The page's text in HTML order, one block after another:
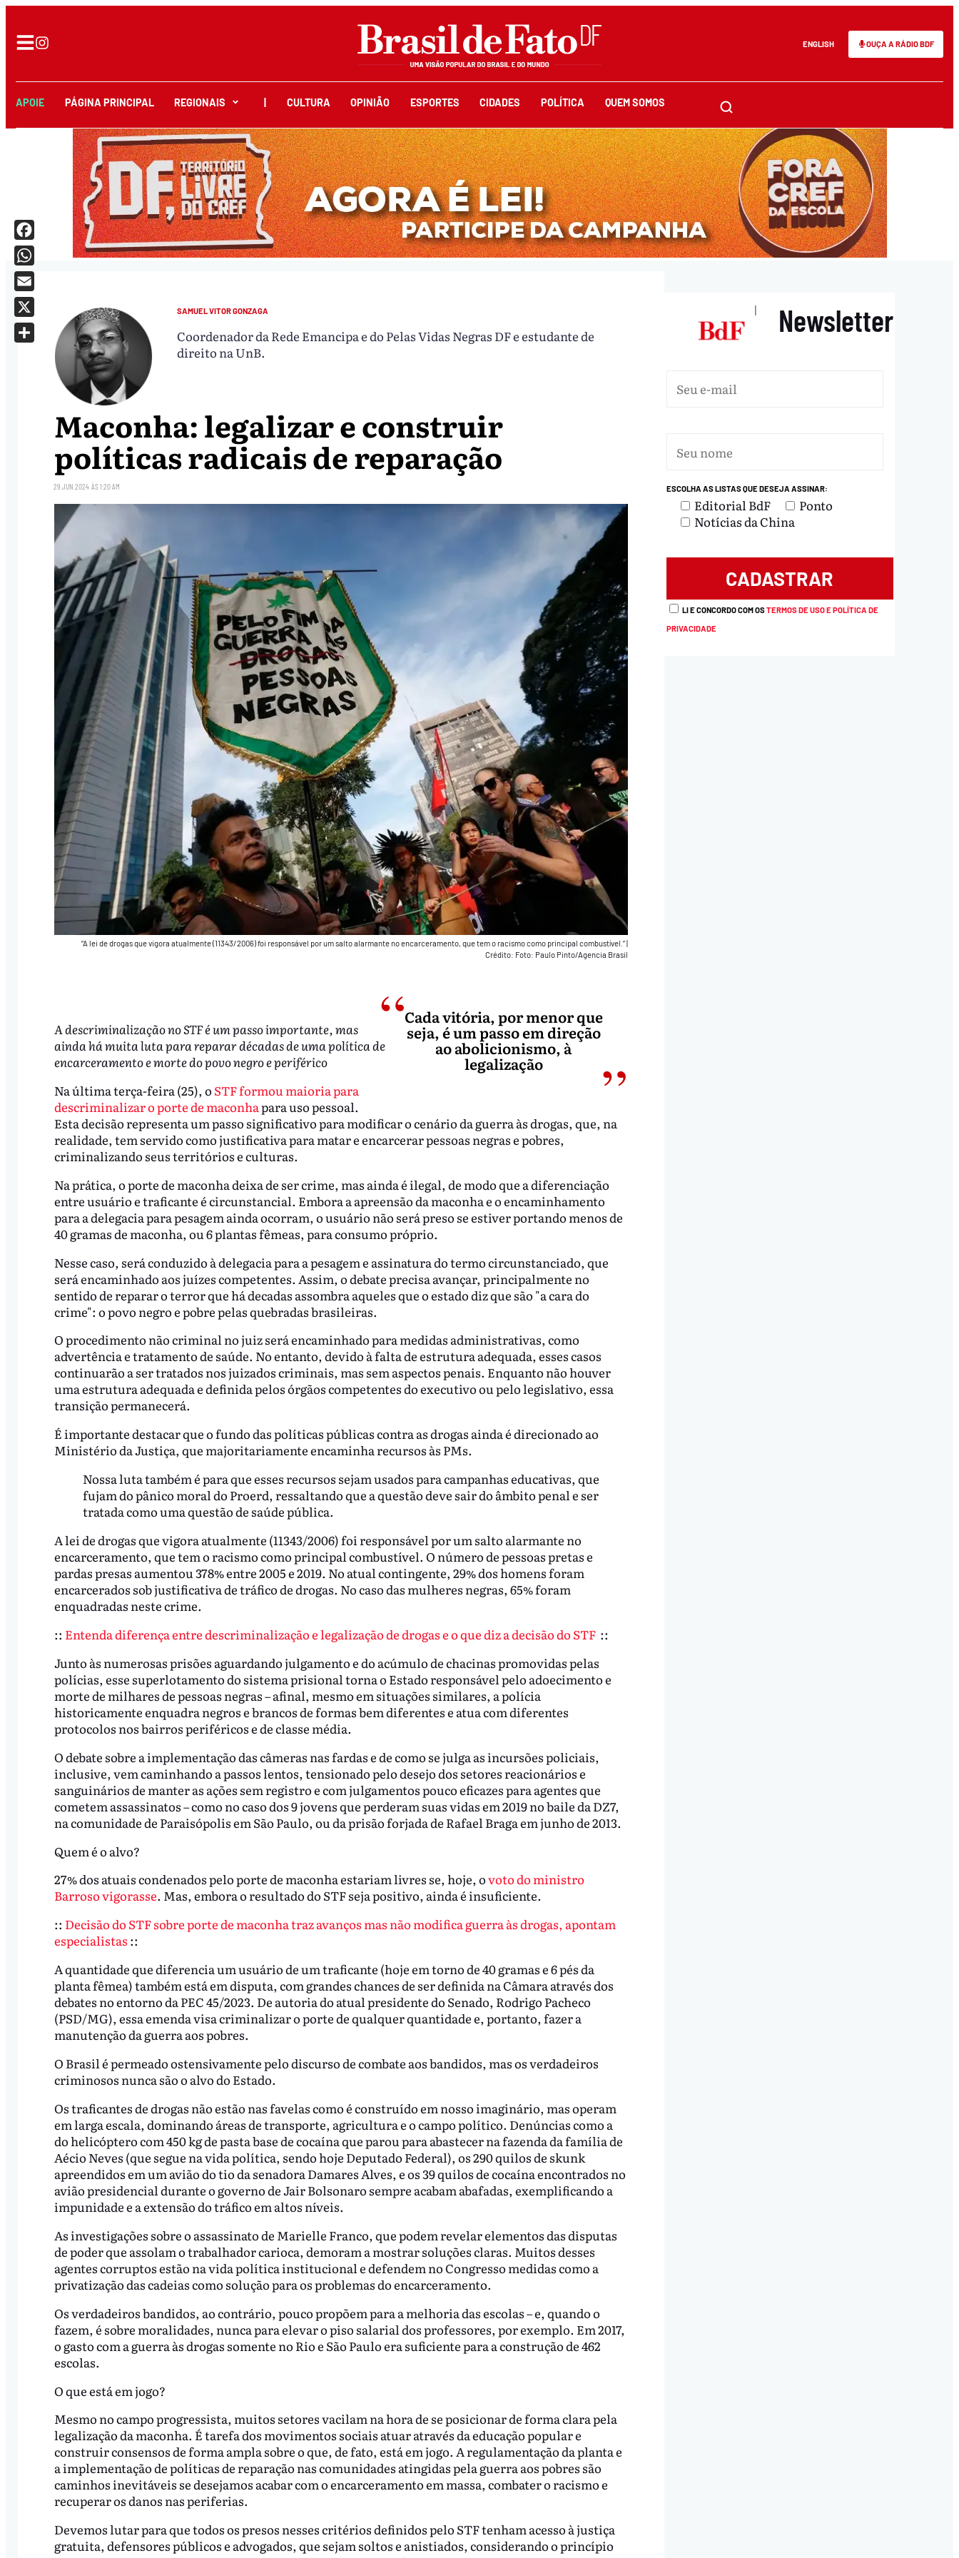
ENGLISH OUÇA A RÁDIO BDF
APOIE PÁGINA PRINCIPAL REGIONAIS CULTURA OPINIÃO ESPORTES CIDADES POLÍTICA QUEM SOMOS
SAMUEL VITOR GONZAGA
Coordenador da Rede Emancipa e do Pelas Vidas Negras DF e estudante de
direito na UnB.
Maconha: legalizar e construir
políticas radicais de reparação
29.JUN.2024 ÀS 1:20 AM
“A lei de drogas que vigora atualmente (11343/2006) foi responsável por um salto alarmante no encarceramento, que tem o racismo como principal combustível.”|
Crédito: Foto: Paulo Pinto/Agencia Brasil
Cada vitória, por menor que
seja, é um passo em direção
ao abolicionismo, à
legalização
A descriminalização no STF é um passo importante, mas
ainda há muita luta para reparar décadas de uma política de
encarceramento e morte do povo negro e periférico
Na última terça-feira (25), o STF formou maioria para
descriminalizar o porte de maconhapara uso pessoal.
Esta decisão representa um passo significativo para modificar o cenário da guerra às drogas, que, na
realidade, tem servido como justificativa para matar e encarcerar pessoas negras e pobres,
criminalizando seus territórios e culturas.
Na prática, o porte de maconha deixa de ser crime, mas ainda é ilegal, de modo que a diferenciação
entre usuário e traficante é circunstancial. Embora a apreensão da maconha e o encaminhamento
para a delegacia para pesagem ainda ocorram, o usuário não será preso se estiver portando menos de
40 gramas de maconha, ou 6 plantas fêmeas, para consumo próprio.
Nesse caso, será conduzido à delegacia para a pesagem e assinatura do termo circunstanciado, que
será encaminhado aos juízes competentes. Assim, o debate precisa avançar, principalmente no
sentido de reparar o terror que há decadas assombra aqueles que o estado diz que são "a cara do
crime": o povo negro e pobre pelas quebradas brasileiras.
O procedimento não criminal no juiz será encaminhado para medidas administrativas, como
advertência e tratamento de saúde. No entanto, devido à falta de estrutura adequada, esses casos
continuarão a ser tratados nos juizados criminais, mas sem aspectos penais. Enquanto não houver
uma estrutura adequada e definida pelos órgãos competentes do executivo ou pelo legislativo, essa
transição permanecerá.
É importante destacar que o fundo das políticas públicas contra as drogas ainda é direcionado ao
Ministério da Justiça, que majoritariamente encaminha recursos às PMs.
Nossa luta também é para que esses recursos sejam usados para campanhas educativas, que
fujam do pânico moral do Proerd, ressaltando que a questão deve sair do âmbito penal e ser
tratada como uma questão de saúde pública.
A lei de drogas que vigora atualmente (11343/2006) foi responsável por um salto alarmante no
encarceramento, que tem o racismo como principal combustível. O número de pessoas pretas e
pardas presas aumentou 378% entre 2005 e 2019. No atual contingente, 29% dos homens foram
encarcerados sob justificativa de tráfico de drogas. No caso das mulheres negras, 65% foram
enquadradas neste crime.
:: Entenda diferença entre descriminalização e legalização de drogas e o que diz a decisão do STF ::
Junto às numerosas prisões aguardando julgamento e do acúmulo de chacinas promovidas pelas
polícias, esse superlotamento do sistema prisional torna o Estado responsável pelo adoecimento e
morte de milhares de pessoas negras – afinal, mesmo em situações similares, a polícia
historicamente enquadra negros e brancos de formas bem diferentes e atua com diferentes
protocolos nos bairros periféricos e de classe média.
O debate sobre a implementação das câmeras nas fardas e de como se julga as incursões policiais,
inclusive, vem caminhando a passos lentos, tensionado pelo desejo dos setores reacionários e
sanguinários de manter as ações sem registro e com julgamentos pouco eficazes para agentes que
cometem assassinatos – como no caso dos 9 jovens que perderam suas vidas em 2019 no baile da DZ7,
na comunidade de Paraisópolis em São Paulo, ou da prisão forjada de Rafael Braga em junho de 2013.
Quem é o alvo?
27% dos atuais condenados pelo porte de maconha estariam livres se, hoje, ovoto do ministro
Barroso vigorasse. Mas, embora o resultado do STF seja positivo, ainda é insuficiente.
:: Decisão do STF sobre porte de maconha traz avanços mas não modifica guerra às drogas, apontam
especialistas ::
A quantidade que diferencia um usuário de um traficante (hoje em torno de 40 gramas e 6 pés da
planta fêmea) também está em disputa, com grandes chances de ser definida na Câmara através dos
debates no entorno da PEC 45/2023. De autoria do atual presidente do Senado, Rodrigo Pacheco
(PSD/MG), essa emenda visa criminalizar o porte de qualquer quantidade e, portanto, fazer a
manutenção da guerra aos pobres.
O Brasil é permeado ostensivamente pelo discurso de combate aos bandidos, mas os verdadeiros
criminosos nunca são o alvo do Estado.
Os traficantes de drogas não estão nas favelas como é construído em nosso imaginário, mas operam
em larga escala, dominando áreas de transporte, agricultura e o campo político. Denúncias como a
do helicóptero com 450 kg de pasta base de cocaína que parou para abastecer na fazenda da família de
Aécio Neves (que segue na vida política, sendo hoje Deputado Federal), os 290 quilos de skunk
apreendidos em um avião do tio da senadora Damares Alves, e os 39 quilos de cocaína encontrados no
avião presidencial durante o governo de Jair Bolsonaro sempre acabam abafadas, exemplificando a
impunidade e a extensão do tráfico em altos níveis.
As investigações sobre o assassinato de Marielle Franco, que podem revelar elementos das disputas
de poder que assolam o trabalhador carioca, demoram a mostrar soluções claras. Muitos desses
agentes corruptos estão na vida política institucional e defendem no Congresso medidas como a
privatização das cadeias como solução para os problemas do encarceramento.
Os verdadeiros bandidos, ao contrário, pouco propõem para a melhoria das escolas – e, quando o
fazem, é sobre moralidades, nunca para elevar o piso salarial dos professores, por exemplo. Em 2017,
o gasto com a guerra às drogas somente no Rio e São Paulo era suficiente para a construção de 462
escolas.
O que está em jogo?
Mesmo no campo progressista, muitos setores vacilam na hora de se posicionar de forma clara pela
legalização da maconha. É tarefa dos movimentos sociais atuar através da educação popular e
construir consensos de forma ampla sobre o que, de fato, está em jogo. A regulamentação da planta e
a implementação de políticas de reparação nas comunidades atingidas pela guerra aos pobres são
caminhos inevitáveis se desejamos acabar com o encarceramento em massa, combater o racismo e
recuperar os danos nas periferias.
Devemos lutar para que todos os presos nesses critérios definidos pelo STF tenham acesso à justiça
gratuita, defensores públicos e advogados, que sejam soltos e anistiados, considerando o princípio
Facebook
WhatsApp
Email
X
| Newsletter
ESCOLHA AS LISTAS QUE DESEJA ASSINAR:
Editorial BdF
Ponto
Notícias da China
LI E CONCORDO COM OSTERMOS DE USO E POLÍTICA DE
PRIVACIDADE